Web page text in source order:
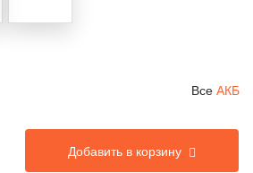
Все АКБ
Добавить в корзину